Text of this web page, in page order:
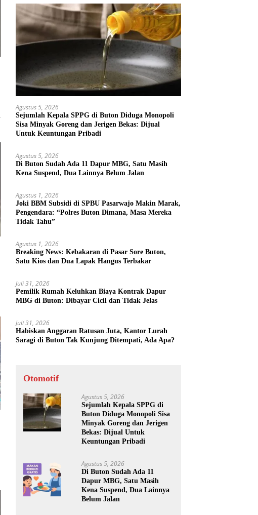
Agustus 5, 2026
Sejumlah Kepala SPPG di Buton Diduga Monopoli
Sisa Minyak Goreng dan Jerigen Bekas: Dijual
Untuk Keuntungan Pribadi
Agustus 5, 2026
Di Buton Sudah Ada 11 Dapur MBG, Satu Masih
Kena Suspend, Dua Lainnya Belum Jalan
Agustus 1, 2026
Joki BBM Subsidi di SPBU Pasarwajo Makin Marak,
Pengendara: “Polres Buton Dimana, Masa Mereka
Tidak Tahu”
Agustus 1, 2026
Breaking News: Kebakaran di Pasar Sore Buton,
Satu Kios dan Dua Lapak Hangus Terbakar
Juli 31, 2026
Pemilik Rumah Keluhkan Biaya Kontrak Dapur
MBG di Buton: Dibayar Cicil dan Tidak Jelas
Juli 31, 2026
Habiskan Anggaran Ratusan Juta, Kantor Lurah
Saragi di Buton Tak Kunjung Ditempati, Ada Apa?
Otomotif
Agustus 5, 2026
Sejumlah Kepala SPPG di
Buton Diduga Monopoli Sisa
Minyak Goreng dan Jerigen
Bekas: Dijual Untuk
Keuntungan Pribadi
Agustus 5, 2026
Di Buton Sudah Ada 11
Dapur MBG, Satu Masih
Kena Suspend, Dua Lainnya
Belum Jalan